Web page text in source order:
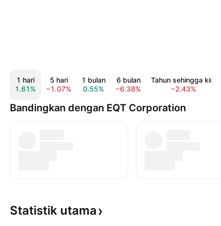
1 hari
1.61%
5 hari
−1.07%
1 bulan
0.55%
6 bulan
−6.38%
Tahun sehingga kini
−2.43%
Bandingkan dengan EQT Corporation
Statistik utama